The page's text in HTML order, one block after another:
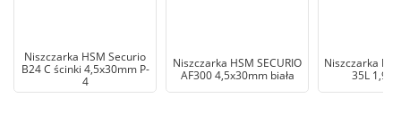
Niszczarka HSM Securio
B24 C ścinki 4,5x30mm P-
4
Niszczarka HSM SECURIO
AF300 4,5x30mm biała
Niszczarka
35L